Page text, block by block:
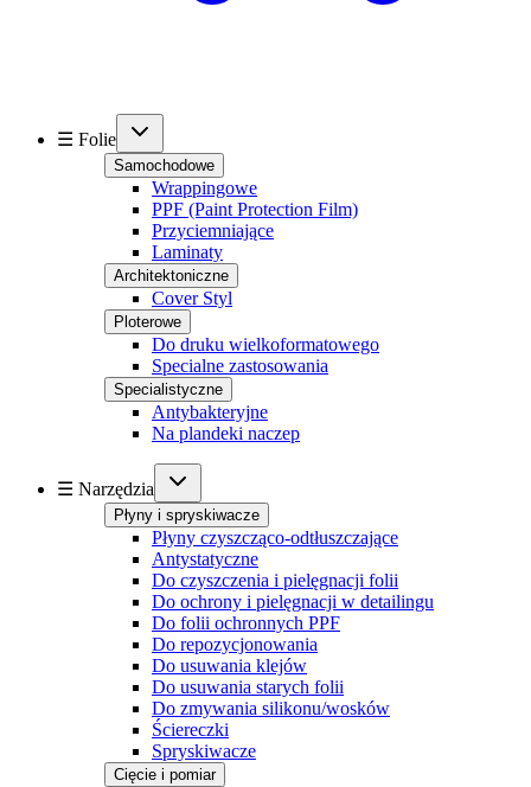
☰ Folie
Samochodowe
Wrappingowe
PPF (Paint Protection Film)
Przyciemniające
Laminaty
Architektoniczne
Cover Styl
Ploterowe
Do druku wielkoformatowego
Specialne zastosowania
Specialistyczne
Antybakteryjne
Na plandeki naczep
☰ Narzędzia
Płyny i spryskiwacze
Płyny czyszcząco-odtłuszczające
Antystatyczne
Do czyszczenia i pielęgnacji folii
Do ochrony i pielęgnacji w detailingu
Do folii ochronnych PPF
Do repozycjonowania
Do usuwania klejów
Do usuwania starych folii
Do zmywania silikonu/wosków
Ściereczki
Spryskiwacze
Cięcie i pomiar